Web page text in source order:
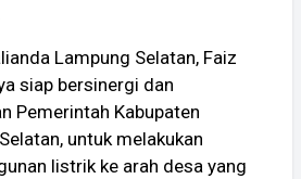
Lampung Selatan, Faiz
siap bersinergi dan
Pemerintah Kabupaten
untuk melakukan
listrik ke arah desa yang